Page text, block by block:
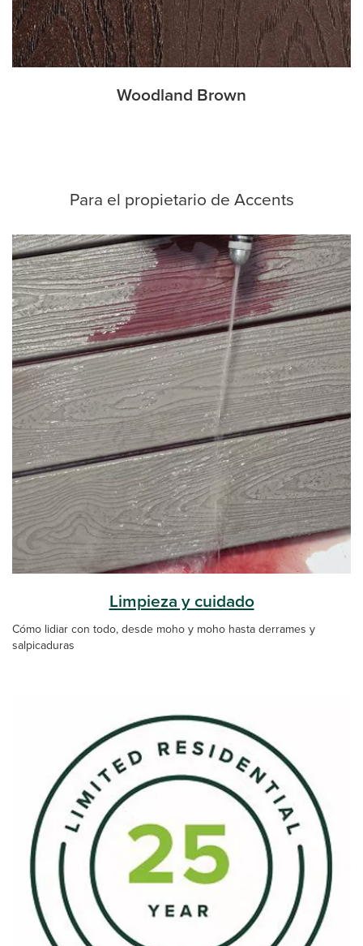
Woodland Brown
Para el propietario de Accents
Limpieza y cuidado
Cómo lidiar con todo, desde moho y moho hasta derrames y
salpicaduras